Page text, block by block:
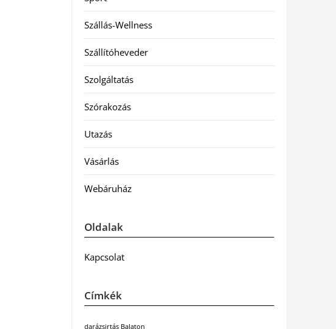
Szállás-Wellness
Szállítóheveder
Szolgáltatás
Szórakozás
Utazás
Vásárlás
Webáruház
Oldalak
Kapcsolat
Címkék
darázsirtás Balaton